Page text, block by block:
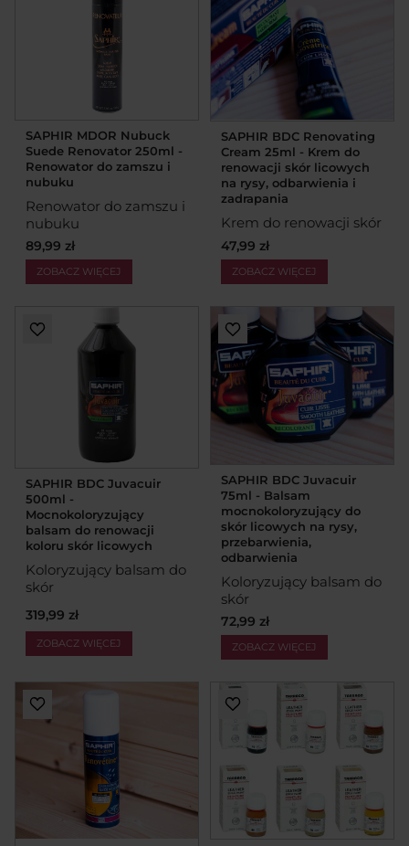
SAPHIR MDOR Nubuck
Suede Renovator 250ml -
Renowator do zamszu i
nubuku
Renowator do zamszu i
nubuku
89,99 zł
ZOBACZ WIĘCEJ
SAPHIR BDC Renovating
Cream 25ml - Krem do
renowacji skór licowych
na rysy, odbarwienia i
zadrapania
Krem do renowacji skór
47,99 zł
ZOBACZ WIĘCEJ
SAPHIR BDC Juvacuir
500ml -
Mocnokoloryzujący
balsam do renowacji
koloru skór licowych
Koloryzujący balsam do
skór
319,99 zł
ZOBACZ WIĘCEJ
SAPHIR BDC Juvacuir
75ml - Balsam
mocnokoloryzujący do
skór licowych na rysy,
przebarwienia,
odbarwienia
Koloryzujący balsam do
skór
72,99 zł
ZOBACZ WIĘCEJ